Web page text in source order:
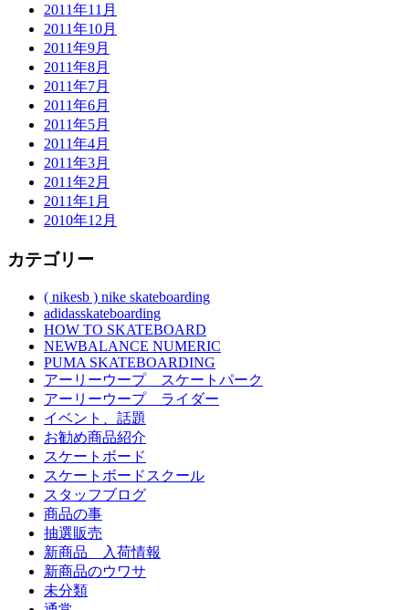
2011年11月
2011年10月
2011年9月
2011年8月
2011年7月
2011年6月
2011年5月
2011年4月
2011年3月
2011年2月
2011年1月
2010年12月
カテゴリー
( nikesb ) nike skateboarding
adidasskateboarding
HOW TO SKATEBOARD
NEWBALANCE NUMERIC
PUMA SKATEBOARDING
アーリーウープ スケートパーク
アーリーウープ ライダー
イベント、話題
お勧め商品紹介
スケートボード
スケートボードスクール
スタッフブログ
商品の事
抽選販売
新商品 入荷情報
新商品のウワサ
未分類